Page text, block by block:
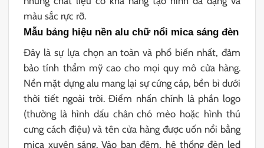
màu sắc rực rỡ.
Mẫu bảng hiệu nền alu chữ nổi mica sáng đèn
Đây là sự lựa chọn an toàn và phổ biến nhất, đảm
bảo tính thẩm mỹ cao cho mọi quy mô cửa hàng.
Nền mặt dựng alu mang lại sự cứng cáp, bền bỉ dưới
thời tiết ngoài trời. Điểm nhấn chính là phần logo
(thường là hình dấu chân chó mèo hoặc hình thú
cưng cách điệu) và tên cửa hàng được uốn nổi bằng
mica xuyên sáng. Vào ban đêm, hệ thống đèn led